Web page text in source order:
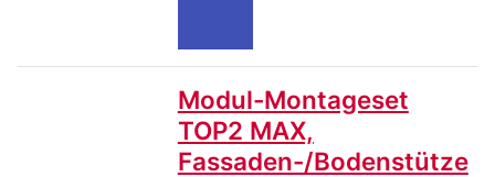
Modul-Montageset
TOP2 MAX,
Fassaden-/Bodenstütze